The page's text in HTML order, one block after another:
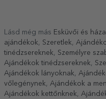
Lásd még más Esküvői és
ajándékok, Szeretlek,
tinédzsereknek, Személyre
Ajándékok tinédzsereknek,
Ajándékok lányoknak,
vőlegénynek, Ajándékok a
Ajándékok kettőnknek,